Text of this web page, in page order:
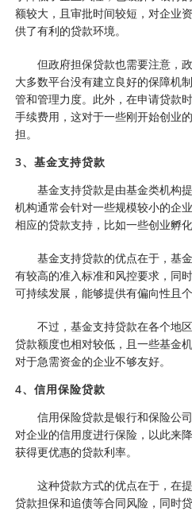
额较大，且审批时间较短，对企业
供了有利的贷款环境。
但政府担保贷款也需要注意，
大多数平台没有建立良好的保障机
管和管理力度。此外，在申请贷款
手续费用，这对于一些刚开始创业
担。
3、基金支持贷款
基金支持贷款是由基金类机构
机构通常会针对一些规模较小的企
相应的贷款支持，比如一些创业孵
基金支持贷款的优点在于，基
有较高的准入标准和风控要求，同
可持续发展，能够提供有偏向性且
不过，基金支持贷款在各个地
贷款额度也相对较低，且一些基金
对于急需资金的企业不够友好。
4、信用保险贷款
信用保险贷款是银行和保险公
对企业的信用度进行保险，以此来
获得更优惠的贷款利率。
这种贷款方式的优点在于，在
贷款担保和追债等合同风险，同时